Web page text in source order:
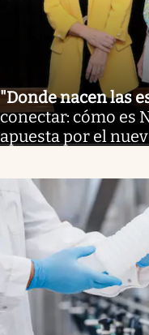
"Donde nacen las
conectar: cómo es
apuesta por el